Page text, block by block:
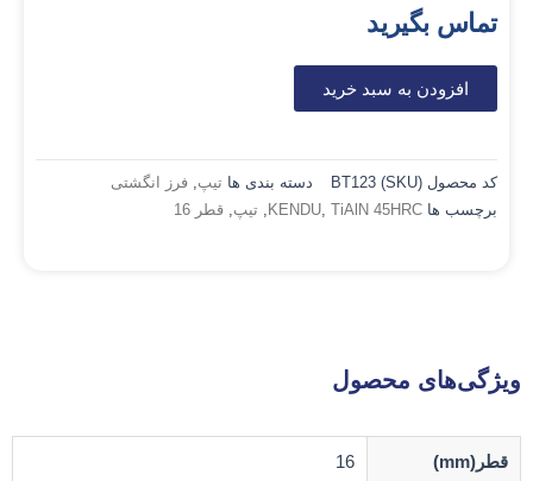
تماس بگیرید
افزودن به سبد خرید
کد محصول (SKU) BT123 دسته بندی ها تیپ فرز انگشتی
برچسب ها
KENDU TiAlN 45HRC تیپ قطر 16
ویژگی‌های محصول
قطر(mm) 16